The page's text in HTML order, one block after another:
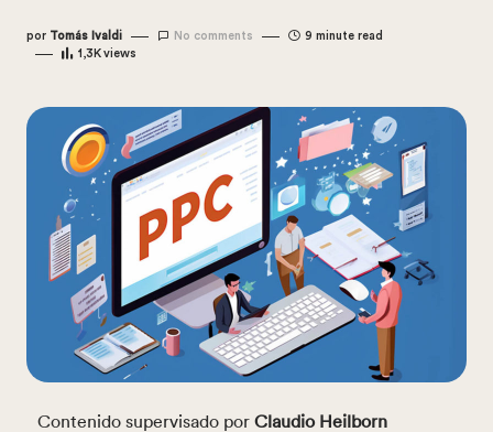
por Tomás Ivaldi No comments
9 minute read
1,3Kviews
Contenido supervisado por Claudio Heilborn